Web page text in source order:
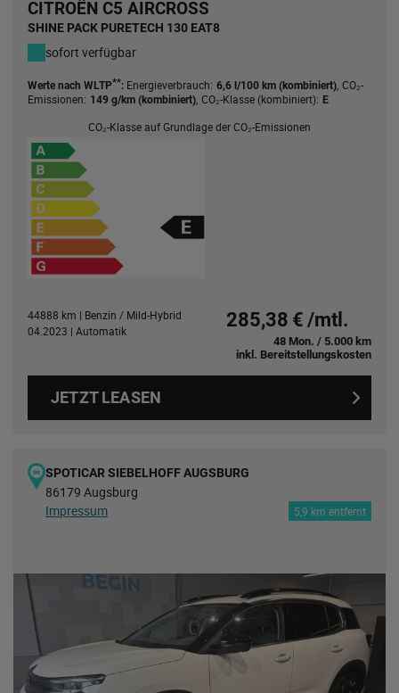
CITROËN C5 AIRCROSS
SHINE PACK PURETECH 130 EAT8
sofort verfügbar
Werte nach WLTP**: Energieverbrauch: 6,6 l/100 km (kombiniert) CO₂-
Emissionen: 149 g/km (kombiniert) CO₂-Klasse (kombiniert): E
CO₂-Klasse auf Grundlage der CO₂-Emissionen
44888 km | Benzin / Mild-Hybrid
04.2023 | Automatik
285,38 € /mtl.
48 Mon. / 5.000 km
inkl. Bereitstellungskosten
JETZT LEASEN
SPOTICAR SIEBELHOFF AUGSBURG
86179 Augsburg
Impressum
5,9 km entfernt